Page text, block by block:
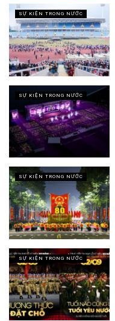
SỰ KIỆN TRONG NƯỚC
SỰ KIỆN TRONG NƯỚC
SỰ KIỆN TRONG NƯỚC
SỰ KIỆN TRONG NƯỚC